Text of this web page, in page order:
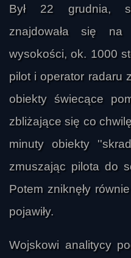
Był 22 grudnia,
znajdowała się na
wysokości, ok. 1000
pilot i operator radaru
obiekty świecące
zbliżające się co
minuty obiekty
zmuszając pilota do
Potem zniknęły
pojawiły.
Wojskowi analitycy